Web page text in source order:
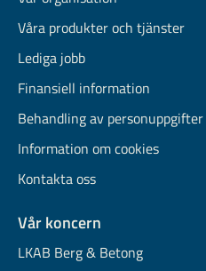
Våra produkter och tjänster
Lediga jobb
Finansiell information
Behandling av personuppgifter
Information om cookies
Kontakta oss
Vår koncern
LKAB Berg & Betong